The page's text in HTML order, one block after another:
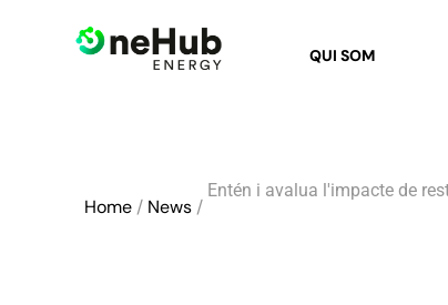
QUI SOM
Home / News /
Entén i avalua l'impacte de